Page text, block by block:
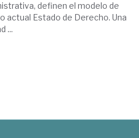
definen el modelo de
actual Estado de Derecho. Una
...